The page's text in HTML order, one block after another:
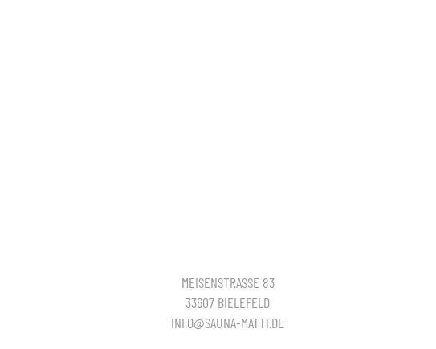
MEISENSTRASSE 83
33607 BIELEFELD
INFO@SAUNA-MATTI.DE